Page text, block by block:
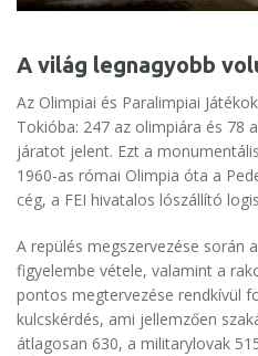
A világ legnagyobb
Az Olimpiai és Paralimpiai
Tokióba: 247 az olimpiára és 78
járatot jelent. Ezt a
1960-as római Olimpia óta a
cég, a FEI hivatalos lószállító
A repülés megszervezése során
figyelembe vétele, valamint a
pontos megtervezése rendkívül
kulcskérdés, ami jellemzően
átlagosan 630, a militarylovak